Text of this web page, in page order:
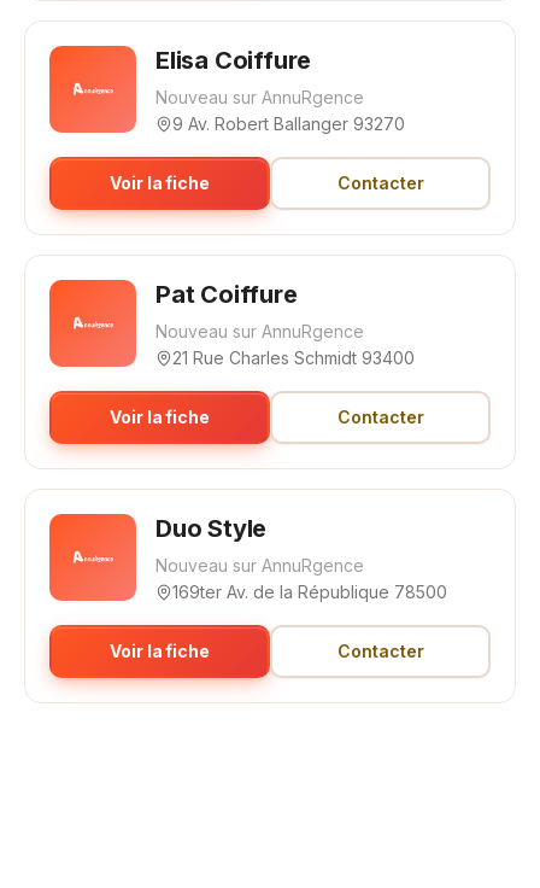
Elisa Coiffure
Nouveau sur AnnuRgence
9 Av. Robert Ballanger 93270
Voir la fiche Contacter
Pat Coiffure
Nouveau sur AnnuRgence
21 Rue Charles Schmidt 93400
Voir la fiche Contacter
Duo Style
Nouveau sur AnnuRgence
169ter Av. de la République 78500
Voir la fiche Contacter